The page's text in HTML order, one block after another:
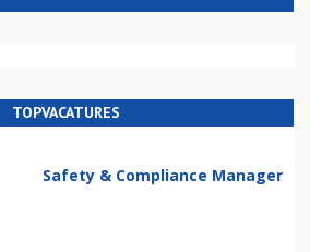
TOPVACATURES
Safety & Compliance Manager